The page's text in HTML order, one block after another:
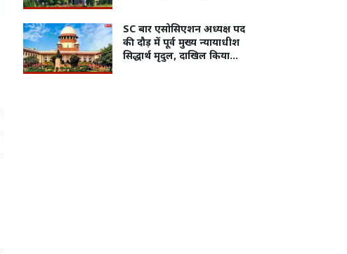
SC बार एसोसिएशन अध्यक्ष पद
की दौड़ में पूर्व मुख्य न्यायाधीश
सिद्धार्थ मृदुल, दाखिल किया